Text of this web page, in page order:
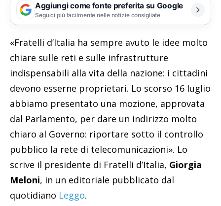
Aggiungi come fonte preferita su Google
Seguici più facilmente nelle notizie consigliate
«Fratelli d’Italia ha sempre avuto le idee molto
chiare sulle reti e sulle infrastrutture
indispensabili alla vita della nazione: i cittadini
devono esserne proprietari. Lo scorso 16 luglio
abbiamo presentato una mozione, approvata
dal Parlamento, per dare un indirizzo molto
chiaro al Governo: riportare sotto il controllo
pubblico la rete di telecomunicazioni». Lo
scrive il presidente di Fratelli d’Italia, Giorgia
Meloni, in un editoriale pubblicato dal
quotidiano Leggo.